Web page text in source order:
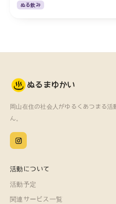
ぬる飲み
ぬるまゆかい
岡山在住の社会人がゆるくあつまる活
ん。
活動について
活動予定
関連サービス一覧